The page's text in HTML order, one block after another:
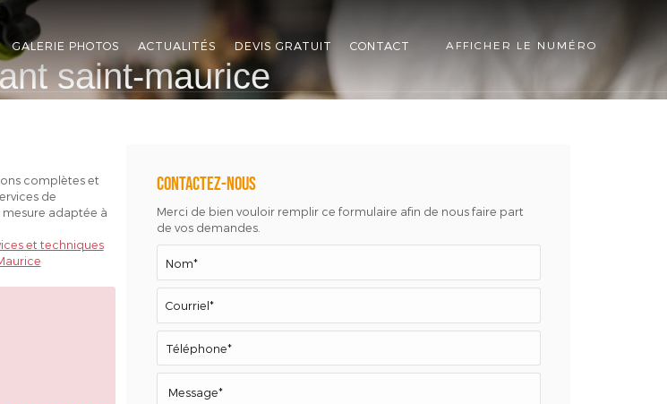
GALERIE PHOTOS ACTUALITÉS DEVIS GRATUIT CONTACT AFFICHER LE NUMÉRO
saint-maurice
complètes et
de
adaptée à
et techniques
Contactez-nous
Merci de bien vouloir remplir ce formulaire afin de nous faire part
de vos demandes.